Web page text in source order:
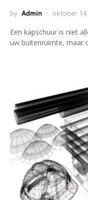
by Admin oktober
Een kapschuur is niet
uw buitenruimte, maar